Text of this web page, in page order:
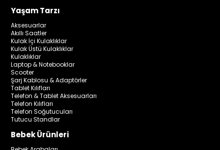
Yaşam Tarzı
Aksesuarlar
Akıllı Saatler
Kulak İçi Kulaklıklar
Kulak Üstü Kulaklıklar
Kulaklıklar
Laptop & Notebooklar
Scooter
Şarj Kablosu & Adaptörler
Tablet Kılıfları
Telefon & Tablet Aksesuarları
Telefon Kılıfları
Telefon Soğutucuları
Tutucu Standlar
Bebek Ürünleri